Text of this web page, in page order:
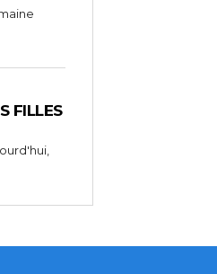
FILLES